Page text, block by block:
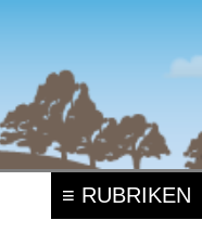
≡ RUBRIKEN